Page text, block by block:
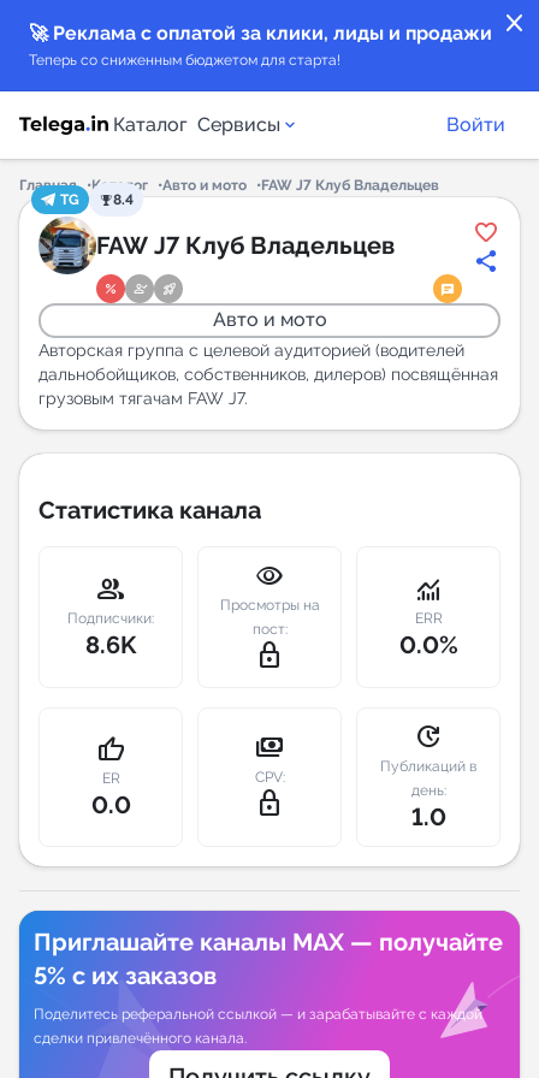
close
🚀 Реклама с оплатой за клики, лиды и продажи
Теперь со сниженным бюджетом для старта!
Каталог Сервисы
Каталог каналов
Каталог ботов
Горящие предложения
Индекс читаемости каналов в Telegram
Индивидуальное сопровождение
Аналитика Telegram
Войти
Главная Каталог Авто и мото
FAW J7 Клуб Владельцев
TG
8.4
FAW J7 Клуб Владельцев
Авто и мото
Авторская группа с целевой аудиторией (водителей
дальнобойщиков, собственников, дилеров) посвящённая
грузовым тягачам FAW J7.
Статистика канала
group
Подписчики:
8.6K
visibility
Просмотры на
пост:
lock_outline
monitoring
ERR
0.0%
thumb_up
ER
0.0
payments
CPV:
lock_outline
update
Публикаций в
день:
1.0
Приглашайте каналы MAX — получайте
5% с их заказов
Поделитесь реферальной ссылкой — и зарабатывайте с каждой
сделки привлечённого канала.